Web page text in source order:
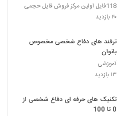
118فایل اولین مرکز فروش فایل حجمی
۲۰ بازدید
ترفند های دفاع شخصی مخصوص
بانوان
آموزشی
۱۳ بازدید
تکنیک های حرفه ای دفاع شخصی از
0 تا 100